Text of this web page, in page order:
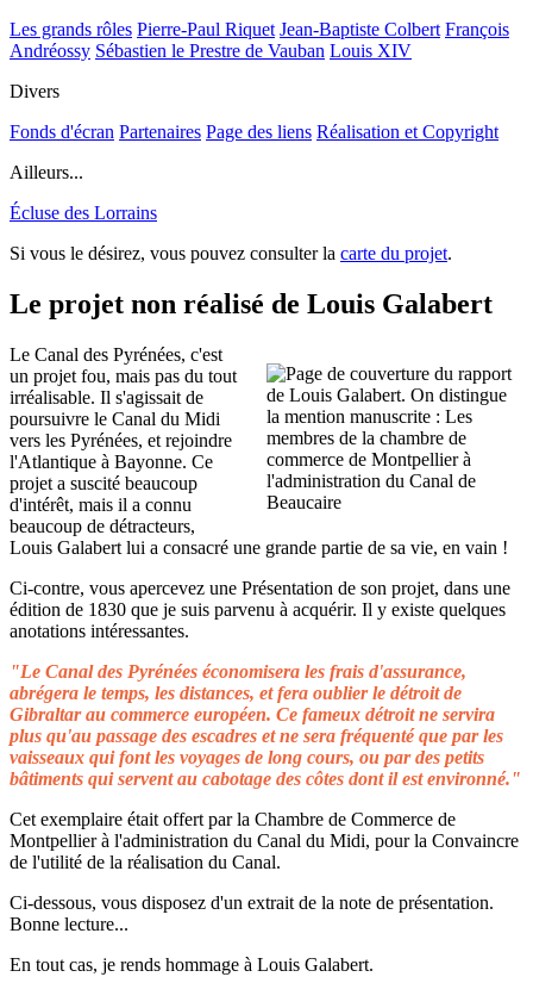
Les grands rôles Pierre-Paul Riquet Jean-Baptiste Colbert François
Andréossy Sébastien le Prestre de Vauban Louis XIV
Divers
Fonds d'écran Partenaires Page des liens Réalisation et Copyright
Ailleurs...
Écluse des Lorrains
Si vous le désirez, vous pouvez consulter la carte du projet.
Le projet non réalisé de Louis Galabert
Le Canal des Pyrénées, c'est
un projet fou, mais pas du tout
irréalisable. Il s'agissait de
poursuivre le Canal du Midi
vers les Pyrénées, et rejoindre
l'Atlantique à Bayonne. Ce
projet a suscité beaucoup
d'intérêt, mais il a connu
beaucoup de détracteurs,
Louis Galabert lui a consacré une grande partie de sa vie, en vain !
Ci-contre, vous apercevez une Présentation de son projet, dans une
édition de 1830 que je suis parvenu à acquérir. Il y existe quelques
anotations intéressantes.
"Le Canal des Pyrénées économisera les frais d'assurance,
abrégera le temps, les distances, et fera oublier le détroit de
Gibraltar au commerce européen. Ce fameux détroit ne servira
plus qu'au passage des escadres et ne sera fréquenté que par les
vaisseaux qui font les voyages de long cours, ou par des petits
bâtiments qui servent au cabotage des côtes dont il est environné."
Cet exemplaire était offert par la Chambre de Commerce de
Montpellier à l'administration du Canal du Midi, pour la Convaincre
de l'utilité de la réalisation du Canal.
Ci-dessous, vous disposez d'un extrait de la note de présentation.
Bonne lecture...
En tout cas, je rends hommage à Louis Galabert.